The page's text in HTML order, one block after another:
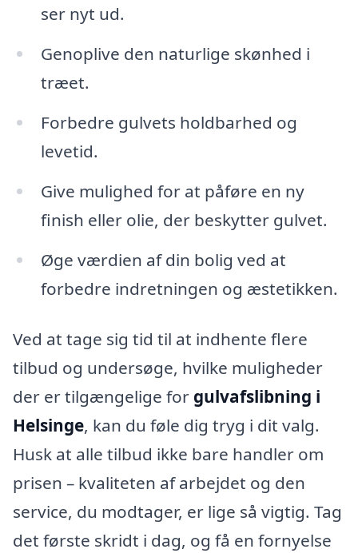
ser nyt ud.
Genoplive den naturlige skønhed i
træet.
Forbedre gulvets holdbarhed og
levetid.
Give mulighed for at påføre en ny
finish eller olie, der beskytter gulvet.
Øge værdien af din bolig ved at
forbedre indretningen og æstetikken.
Ved at tage sig tid til at indhente flere
tilbud og undersøge, hvilke muligheder
der er tilgængelige for gulvafslibning i
Helsinge, kan du føle dig tryg i dit valg.
Husk at alle tilbud ikke bare handler om
prisen – kvaliteten af arbejdet og den
service, du modtager, er lige så vigtig. Tag
det første skridt i dag, og få en fornyelse